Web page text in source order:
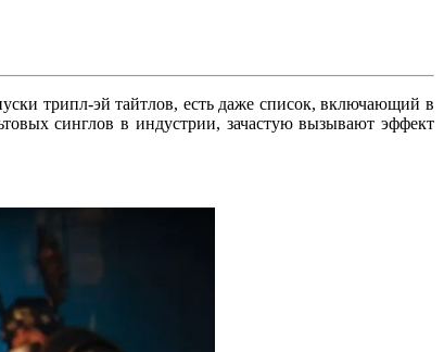
трипл-эй тайтлов, есть даже список, включающий в
синглов в индустрии, зачастую вызывают эффект